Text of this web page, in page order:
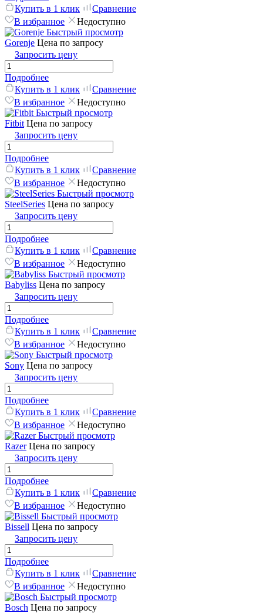
Купить в 1 клик
Сравнение
В избранное
Недоступно
Быстрый просмотр
Gorenje Цена по запросу
Запросить цену
Подробнее
Купить в 1 клик
Сравнение
В избранное
Недоступно
Быстрый просмотр
Fitbit Цена по запросу
Запросить цену
Подробнее
Купить в 1 клик
Сравнение
В избранное
Недоступно
Быстрый просмотр
SteelSeries Цена по запросу
Запросить цену
Подробнее
Купить в 1 клик
Сравнение
В избранное
Недоступно
Быстрый просмотр
Babyliss Цена по запросу
Запросить цену
Подробнее
Купить в 1 клик
Сравнение
В избранное
Недоступно
Быстрый просмотр
Sony Цена по запросу
Запросить цену
Подробнее
Купить в 1 клик
Сравнение
В избранное
Недоступно
Быстрый просмотр
Razer Цена по запросу
Запросить цену
Подробнее
Купить в 1 клик
Сравнение
В избранное
Недоступно
Быстрый просмотр
Bissell Цена по запросу
Запросить цену
Подробнее
Купить в 1 клик
Сравнение
В избранное
Недоступно
Быстрый просмотр
Bosch Цена по запросу